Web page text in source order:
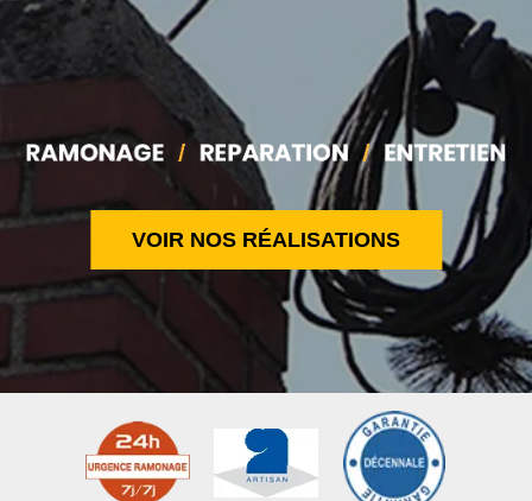
VOIR NOS RÉALISATIONS